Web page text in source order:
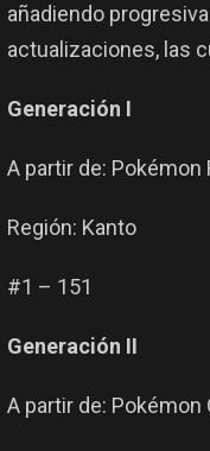
añadiendo
actualizaciones, las
Generación I
A partir de: Pokémon
Región: Kanto
#1 – 151
Generación II
A partir de: Pokémon